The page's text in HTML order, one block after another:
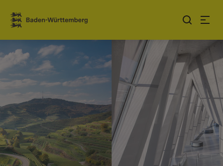
Sauter au contenu
Link zur Startseite